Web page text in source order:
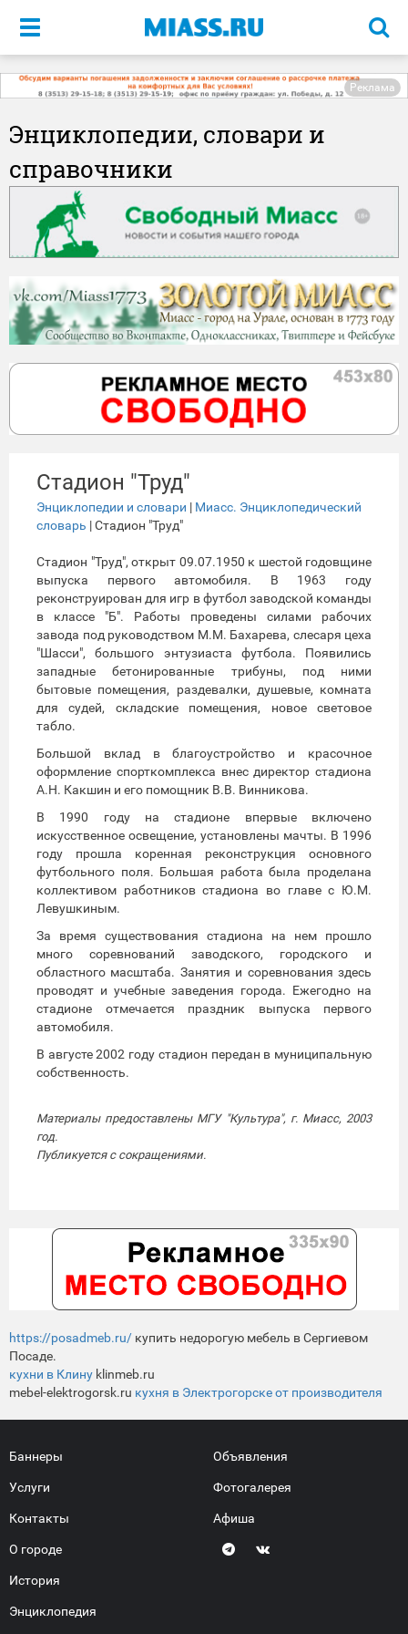
Меню
Реклама
Энциклопедии, словари и
справочники
Стадион "Труд"
Энциклопедии и словари | Миасс. Энциклопедический
словарь | Стадион "Труд"
Стадион "Труд", открыт 09.07.1950 к шестой годовщине
выпуска первого автомобиля. В 1963 году
реконструирован для игр в футбол заводской команды
в классе "Б". Работы проведены силами рабочих
завода под руководством М.М. Бахарева, слесаря цеха
"Шасси", большого энтузиаста футбола. Появились
западные бетонированные трибуны, под ними
бытовые помещения, раздевалки, душевые, комната
для судей, складские помещения, новое световое
табло.
Большой вклад в благоустройство и красочное
оформление спорткомплекса внес директор стадиона
А.Н. Какшин и его помощник В.В. Винникова.
В 1990 году на стадионе впервые включено
искусственное освещение, установлены мачты. В 1996
году прошла коренная реконструкция основного
футбольного поля. Большая работа была проделана
коллективом работников стадиона во главе с Ю.М.
Левушкиным.
За время существования стадиона на нем прошло
много соревнований заводского, городского и
областного масштаба. Занятия и соревнования здесь
проводят и учебные заведения города. Ежегодно на
стадионе отмечается праздник выпуска первого
автомобиля.
В августе 2002 году стадион передан в муниципальную
собственность.
Материалы предоставлены МГУ "Культура", г. Миасс, 2003
год.
Публикуется с сокращениями.
https://posadmeb.ru/ купить недорогую мебель в Сергиевом
Посаде.
кухни в Клину klinmeb.ru
mebel-elektrogorsk.ru кухня в Электрогорске от производителя
Баннеры
Услуги
Контакты
О городе
История
Энциклопедия
Объявления
Фотогалерея
Афиша